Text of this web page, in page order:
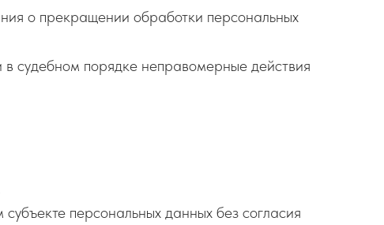
о прекращении обработки персональных
судебном порядке неправомерные действия
персональных данных без согласия